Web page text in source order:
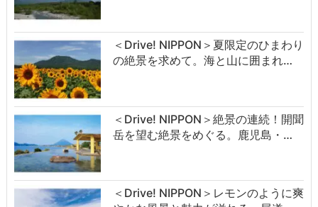
＜Drive! NIPPON＞夏限定のひまわり
の絶景を求めて。海と山に囲まれ…
＜Drive! NIPPON＞絶景の連続！開聞
岳を望む絶景をめぐる。鹿児島・…
＜Drive! NIPPON＞レモンのように爽